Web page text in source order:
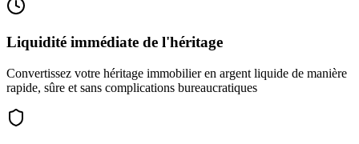
Liquidité immédiate de l'héritage
Convertissez votre héritage immobilier en argent liquide de manière
rapide, sûre et sans complications bureaucratiques